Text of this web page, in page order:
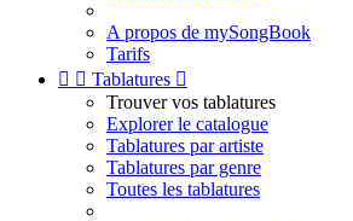
A propos de mySongBook
Tarifs
  Tablatures 
Trouver vos tablatures
Explorer le catalogue
Tablatures par artiste
Tablatures par genre
Toutes les tablatures